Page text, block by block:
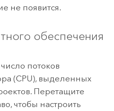
не появится.
обеспечения
потоков
(CPU), выделенных
Перетащите
чтобы настроить